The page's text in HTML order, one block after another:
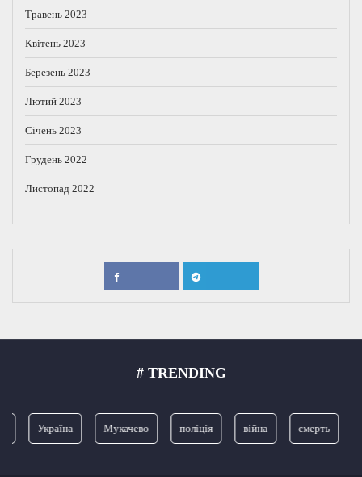
Травень 2023
Квітень 2023
Березень 2023
Лютий 2023
Січень 2023
Грудень 2022
Листопад 2022
# TRENDING
Україна Мукачево поліція війна смерть